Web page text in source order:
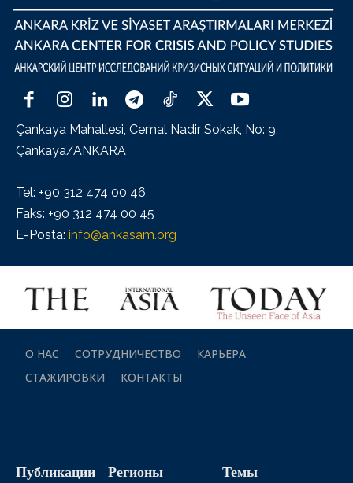
Çankaya Mahallesi, Cemal Nadir Sokak, No: 9,
Çankaya/ANKARA
Tel: +90 312 474 00 46
Faks: +90 312 474 00 45
E-Posta: info@ankasam.org
О НАС СОТРУДНИЧЕСТВО
КАРЬЕРА
СТАЖИРОВКИ
КОНТАКТЫ
Публикации Регионы Темы